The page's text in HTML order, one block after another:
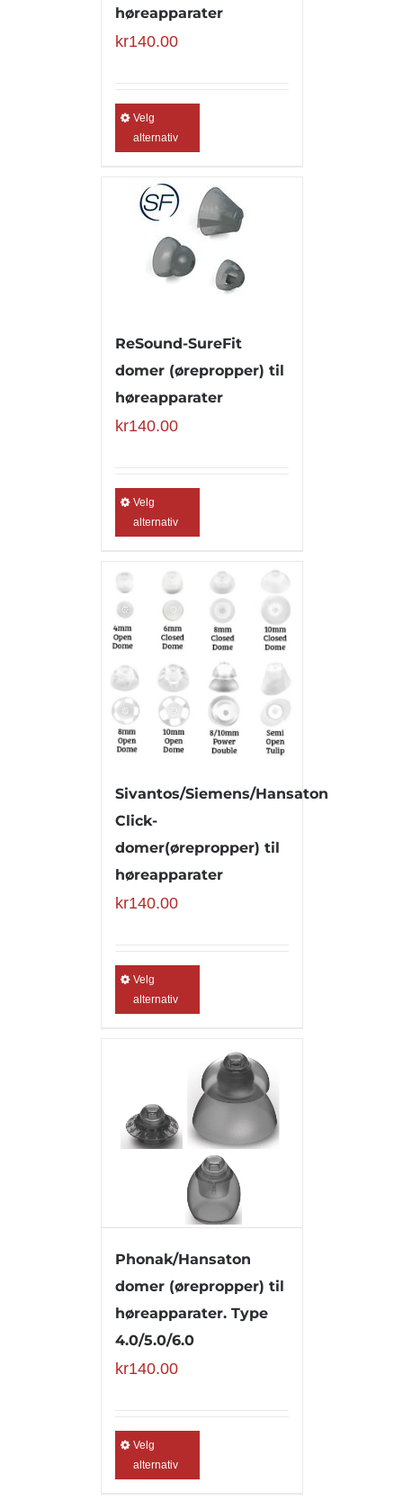
høreapparater
kr140.00
Velg
alternativ
ReSound-SureFit
domer (ørepropper) til
høreapparater
kr140.00
Velg
alternativ
Sivantos/Siemens/Hansaton
Click-
domer(ørepropper) til
høreapparater
kr140.00
Velg
alternativ
Phonak/Hansaton
domer (ørepropper) til
høreapparater. Type
4.0/5.0/6.0
kr140.00
Velg
alternativ